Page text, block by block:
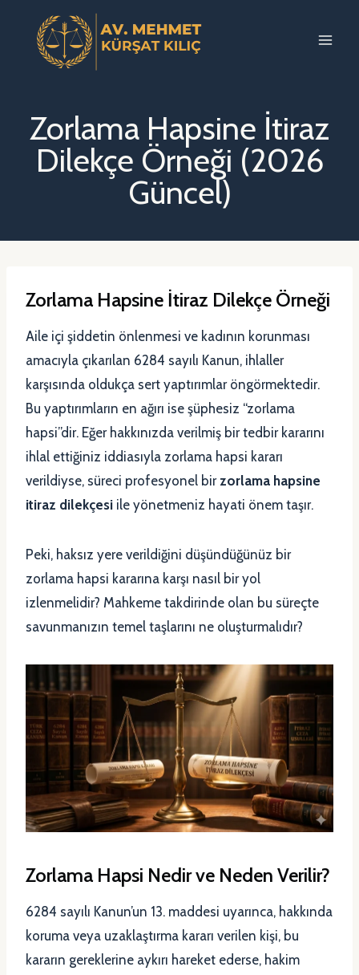
content
Zorlama Hapsine İtiraz
Dilekçe Örneği (2026
Güncel)
Zorlama Hapsine İtiraz Dilekçe Örneği
Aile içi şiddetin önlenmesi ve kadının korunması
amacıyla çıkarılan 6284 sayılı Kanun, ihlaller
karşısında oldukça sert yaptırımlar öngörmektedir.
Bu yaptırımların en ağırı ise şüphesiz “zorlama
hapsi”dir. Eğer hakkınızda verilmiş bir tedbir kararını
ihlal ettiğiniz iddiasıyla zorlama hapsi kararı
verildiyse, süreci profesyonel birzorlama hapsine
itiraz dilekçesi ile yönetmeniz hayati önem taşır.
Peki, haksız yere verildiğini düşündüğünüz bir
zorlama hapsi kararına karşı nasıl bir yol
izlenmelidir? Mahkeme takdirinde olan bu süreçte
savunmanızın temel taşlarını ne oluşturmalıdır?
Zorlama Hapsi Nedir ve Neden Verilir?
6284 sayılı Kanun’un 13. maddesi uyarınca, hakkında
koruma veya uzaklaştırma kararı verilen kişi, bu
kararın gereklerine aykırı hareket ederse, hakim